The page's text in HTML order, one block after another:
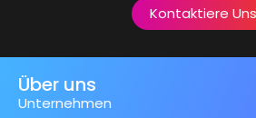
Kontaktiere Uns
Über uns
Unternehmen